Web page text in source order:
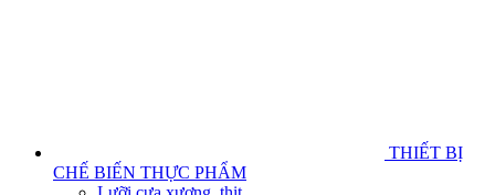
THIẾT BỊ
CHẾ BIẾN THỰC PHẨM